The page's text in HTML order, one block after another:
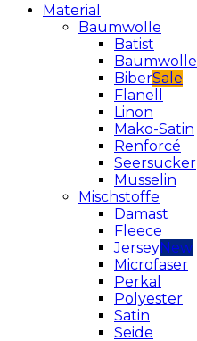
Material
Baumwolle
Batist
Baumwolle
Biber
Flanell
Linon
Mako-Satin
Renforcé
Seersucker
Musselin
Mischstoffe
Damast
Fleece
Jersey
Microfaser
Perkal
Polyester
Satin
Seide